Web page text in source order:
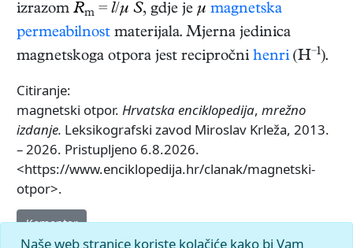
izrazom Rm = l/μ S, gdje je μ magnetska
permeabilnost materijala. Mjerna jedinica
magnetskoga otpora jest recipročni henri (H−1).
Citiranje:
magnetski otpor. Hrvatska enciklopedija, mrežno
izdanje. Leksikografski zavod Miroslav Krleža, 2013.
– 2026. Pristupljeno 6.8.2026.
<https://www.enciklopedija.hr/clanak/magnetski-
otpor>.
Komentar
Naše web stranice koriste kolačiće kako bi Vam